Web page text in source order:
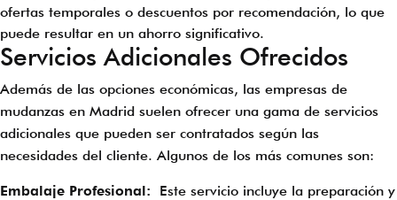
ofertas temporales o descuentos por recomendación, lo que
puede resultar en un ahorro significativo.
Servicios Adicionales Ofrecidos
Además de las opciones económicas, las empresas de
mudanzas en Madrid suelen ofrecer una gama de servicios
adicionales que pueden ser contratados según las
necesidades del cliente. Algunos de los más comunes son:
Embalaje Profesional: Este servicio incluye la preparación y